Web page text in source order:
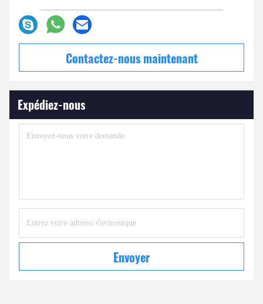
Contactez-nous maintenant
Expédiez-nous
Envoyer